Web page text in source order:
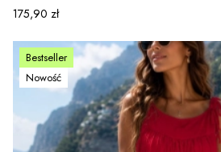
Cena
175,90 zł
Bestseller
Nowość